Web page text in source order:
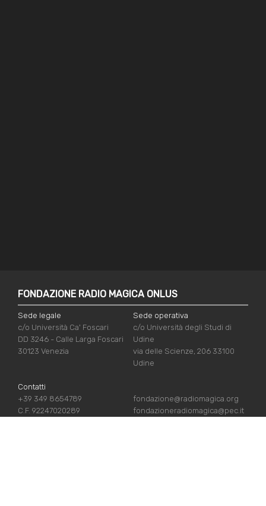
FONDAZIONE RADIO MAGICA ONLUS
Sede legale
c/o Università Ca' Foscari
DD 3246 - Calle Larga Foscari
30123 Venezia
Sede operativa
c/o Università degli Studi di
Udine
via delle Scienze, 206 33100
Udine
Contatti
+39 349 8654789
C.F. 92247020289
fondazione@radiomagica.org
fondazioneradiomagica@pec.it